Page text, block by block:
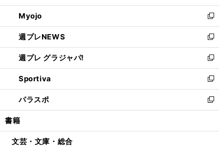
開
く
ウ
で
開
く
ン
ド
ウ
で
開
く
ウ
ィ
ン
ド
ウ
で
開
く
Myojo
新
し
い
ウ
ィ
ン
ド
ウ
で
開
週プレNEWS
新
し
い
ウ
ィ
ン
ド
ウ
開
週プレ グラジャパ!
新
し
い
ウ
ィ
ン
ウ
Sportiva
新
し
い
ウ
ン
パラスポ
新
し
ウ
書籍
文芸・文庫・総合